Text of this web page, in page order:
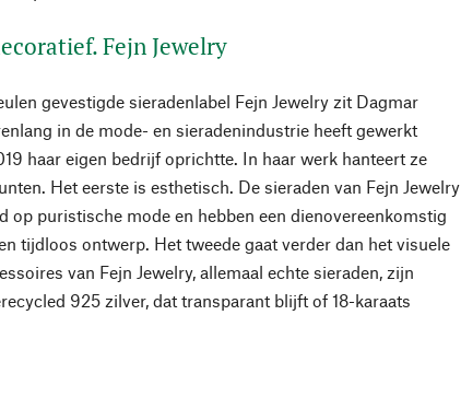
Fejn Jewelry
gevestigde sieradenlabel Fejn Jewelry zit Dagmar
in de mode- en sieradenindustrie heeft gewerkt
haar eigen bedrijf oprichtte. In haar werk hanteert ze
Het eerste is esthetisch. De sieraden van Fejn Jewelry
op puristische mode en hebben een dienovereenkomstig
tijdloos ontwerp. Het tweede gaat verder dan het visuele
van Fejn Jewelry, allemaal echte sieraden, zijn
925 zilver, dat transparant blijft of 18-karaats